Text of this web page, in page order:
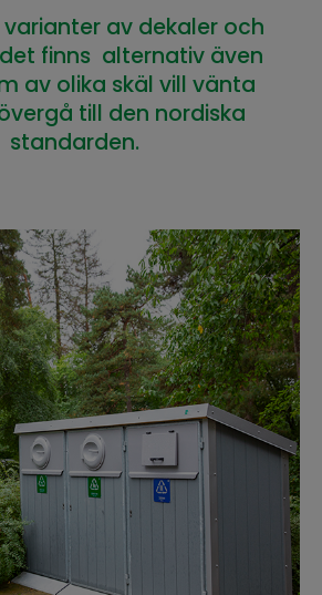
av dekaler och
finns alternativ även
av olika skäl vill vänta
till den nordiska
standarden.